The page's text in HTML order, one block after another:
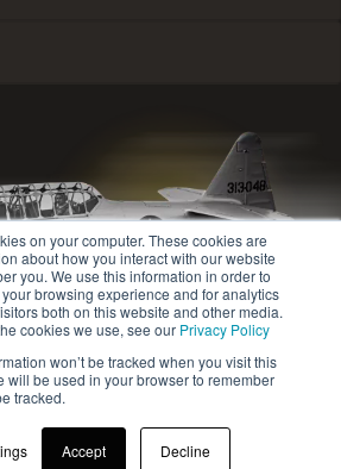
on your computer. These cookies are
about how you interact with our website
you. We use this information in order to
browsing experience and for analytics
both on this website and other media.
cookies we use, see our Privacy Policy
won’t be tracked when you visit this
will be used in your browser to remember
tracked.
Accept Decline
Jogger All rights reserved
Política de privacidade